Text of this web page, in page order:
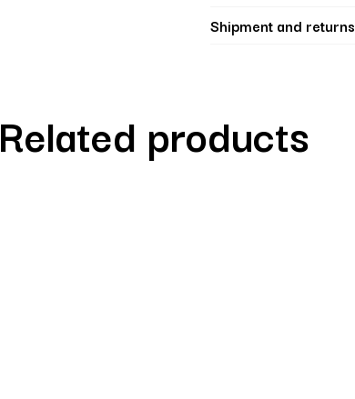
Shipment and returns
Related products